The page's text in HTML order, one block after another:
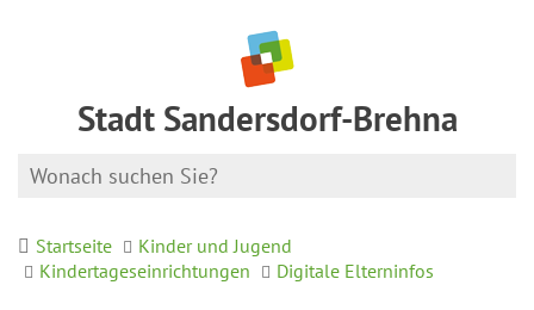
Stadt Sandersdorf-Brehna
Startseite
Kinder und Jugend
Kindertageseinrichtungen
Digitale Elterninfos